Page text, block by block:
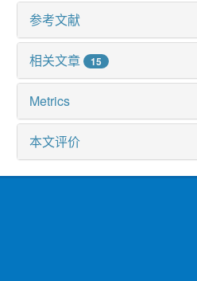
参考文献
相关文章 15
Metrics
本文评价